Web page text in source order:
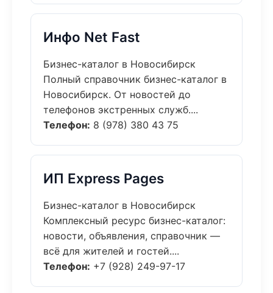
Инфо Net Fast
Бизнес-каталог в Новосибирск
Полный справочник бизнес-каталог в
Новосибирск. От новостей до
телефонов экстренных служб....
Телефон: 8 (978) 380 43 75
ИП Express Pages
Бизнес-каталог в Новосибирск
Комплексный ресурс бизнес-каталог:
новости, объявления, справочник —
всё для жителей и гостей....
Телефон: +7 (928) 249-97-17